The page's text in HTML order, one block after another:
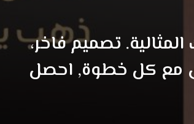
تصميم فاخر،
مع كل خطوة, احصل